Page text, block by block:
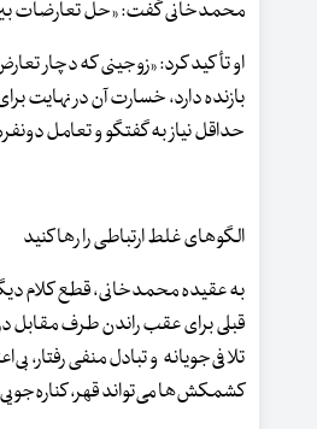
محمدخانی گفت: «حل تعارضات
او تأکید کرد: «زوجینی که دچار
بازنده دارد، خسارت آن در نهایت
حداقل نیاز به گفتگو و تعامل
الگوهای غلط ارتباطی را رها کنید
به عقیده محمدخانی، قطع کلام
قبلی برای عقب راندن طرف مقابل
تلافی‌جویانه و تبادل منفی
کشمکش‌ها می‌تواند قهر،